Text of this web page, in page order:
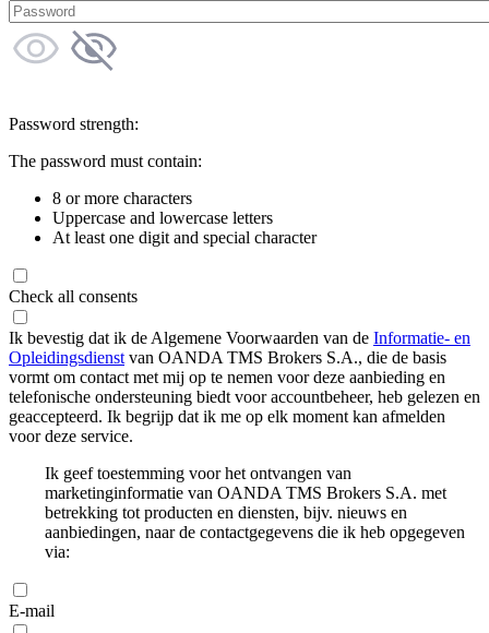
Password strength:
The password must contain:
8 or more characters
Uppercase and lowercase letters
At least one digit and special character
Check all consents
Ik bevestig dat ik de Algemene Voorwaarden van de Informatie- en
Opleidingsdienst van OANDA TMS Brokers S.A., die de basis
vormt om contact met mij op te nemen voor deze aanbieding en
telefonische ondersteuning biedt voor accountbeheer, heb gelezen en
geaccepteerd. Ik begrijp dat ik me op elk moment kan afmelden
voor deze service.
Ik geef toestemming voor het ontvangen van
marketinginformatie van OANDA TMS Brokers S.A. met
betrekking tot producten en diensten, bijv. nieuws en
aanbiedingen, naar de contactgegevens die ik heb opgegeven
via:
E-mail